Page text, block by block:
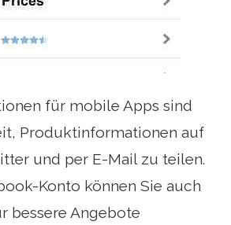
für mobile Apps sind
Produktinformationen auf
und per E-Mail zu teilen.
Konto können Sie auch
bessere Angebote